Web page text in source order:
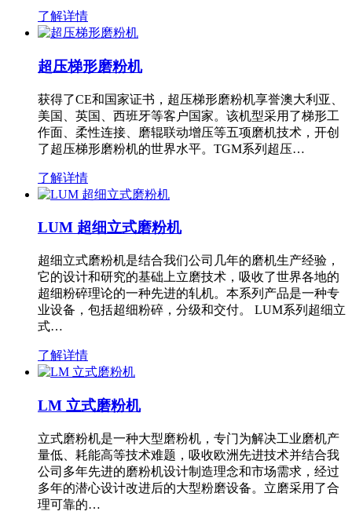
了解详情
超压梯形磨粉机
获得了CE和国家证书，超压梯形磨粉机享誉澳大利亚、
美国、英国、西班牙等客户国家。该机型采用了梯形工
作面、柔性连接、磨辊联动增压等五项磨机技术，开创
了超压梯形磨粉机的世界水平。TGM系列超压…
了解详情
LUM 超细立式磨粉机
超细立式磨粉机是结合我们公司几年的磨机生产经验，
它的设计和研究的基础上立磨技术，吸收了世界各地的
超细粉碎理论的一种先进的轧机。本系列产品是一种专
业设备，包括超细粉碎，分级和交付。 LUM系列超细立
式…
了解详情
LM 立式磨粉机
立式磨粉机是一种大型磨粉机，专门为解决工业磨机产
量低、耗能高等技术难题，吸收欧洲先进技术并结合我
公司多年先进的磨粉机设计制造理念和市场需求，经过
多年的潜心设计改进后的大型粉磨设备。立磨采用了合
理可靠的…